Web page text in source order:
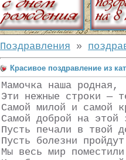
Поздравления »
Красивое поздравление из
Мамочка наша родная,
Эти нежные строки —
Самой милой и самой
Самой доброй на этой
Пусть печали в твой
Пусть болезни
Мы весь мир